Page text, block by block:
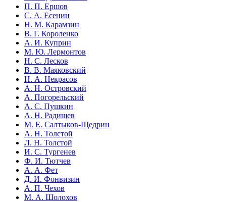
П. П. Ершов
С. А. Есенин
Н. М. Карамзин
В. Г. Короленко
А. И. Куприн
М. Ю. Лермонтов
Н. С. Лесков
В. В. Маяковский
Н. А. Некрасов
А. Н. Островский
А. Погорельский
А. С. Пушкин
А. Н. Радищев
М. Е. Салтыков-Щедрин
А. Н. Толстой
Л. Н. Толстой
И. С. Тургенев
Ф. И. Тютчев
А. А. Фет
Д. И. Фонвизин
А. П. Чехов
М. А. Шолохов